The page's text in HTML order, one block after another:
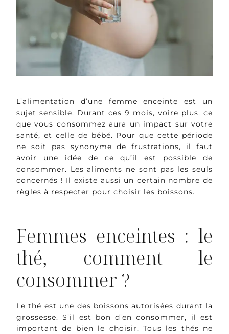
L’alimentation d’une femme enceinte est un
sujet sensible. Durant ces 9 mois, voire plus, ce
que vous consommez aura un impact sur votre
santé, et celle de bébé. Pour que cette période
ne soit pas synonyme de frustrations, il faut
avoir une idée de ce qu’il est possible de
consommer. Les aliments ne sont pas les seuls
concernés ! Il existe aussi un certain nombre de
règles à respecter pour choisir les boissons.
Femmes enceintes : le
thé, comment le
consommer ?
Le thé est une des boissons autorisées durant la
grossesse. S’il est bon d’en consommer, il est
important de bien le choisir. Tous les thés ne